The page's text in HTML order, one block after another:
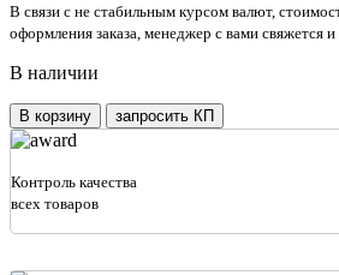
В связи с не стабильным курсом валют,
оформления заказа, менеджер с вами свяжется и
В наличии
Количество
товара
Шестерня
240.30.11.00.010
ДО
В корзину запросить КП
Контроль качества
всех товаров